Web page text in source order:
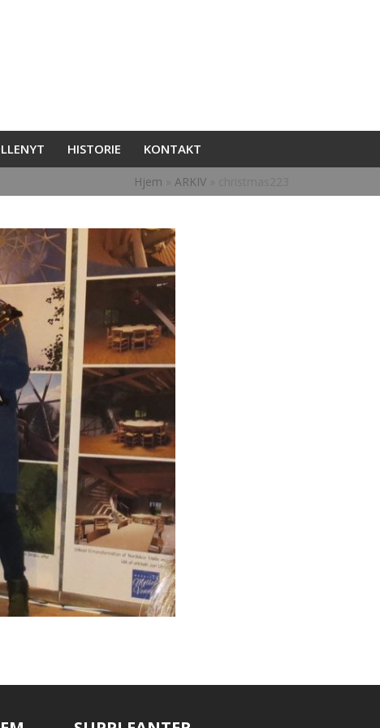
HISTORIE KONTAKT
Hjem ARKIV